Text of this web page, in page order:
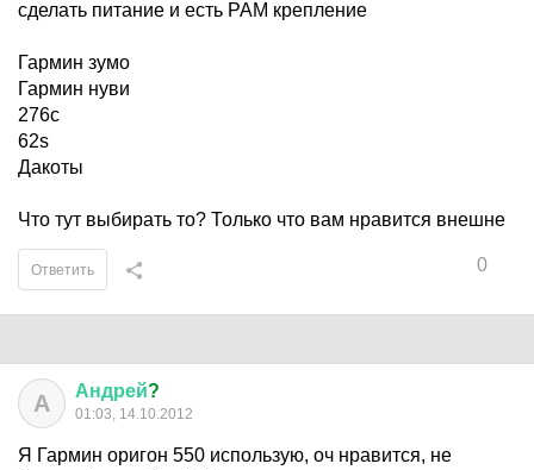
сделать питание и есть РАМ крепление
Гармин зумо
Гармин нуви
276с
62s
Дакоты
Что тут выбирать то? Только что вам нравится внешне
0
Ответить
А Андрей?
01:03, 14.10.2012
Я Гармин оригон 550 использую, оч нравится, не